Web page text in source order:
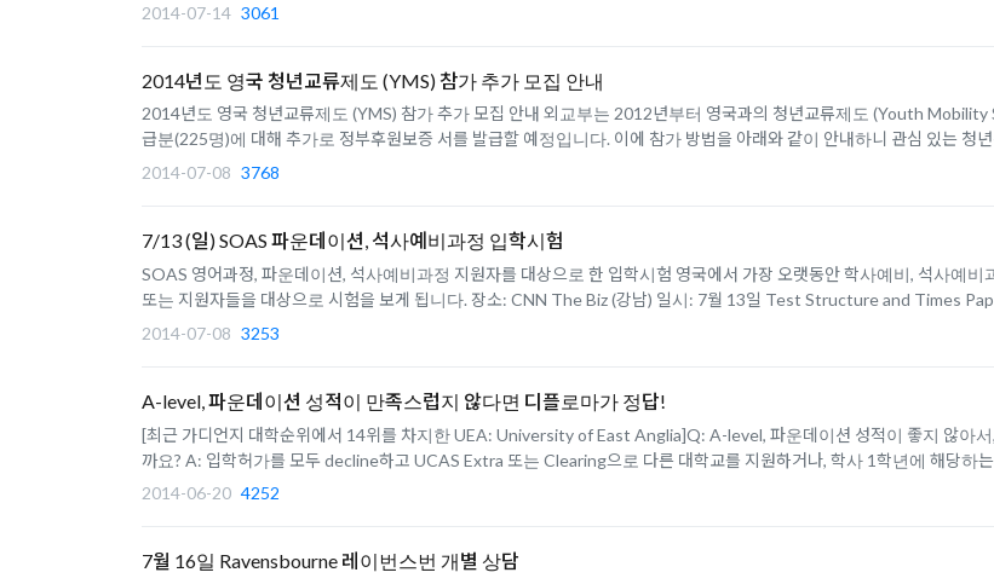
2014-07-14 3061
2014년도 영국 청년교류제도 (YMS) 참가 추가 모집 안내
2014년도 영국 청년교류제도 (YMS) 참가 추가 모집 안내 외교부는 2012년부터 영국과의 청년교류제도 (Youth Mobility
급분(225명)에 대해 추가로 정부후원보증 서를 발급할 예정입니다. 이에 참가 방법을 아래와 같이 안내하니 관심 있는 청
2014-07-08 3768
7/13 (일) SOAS 파운데이션, 석사예비과정 입학시험
SOAS 영어과정, 파운데이션, 석사예비과정 지원자를 대상으로 한 입학시험 영국에서 가장 오랫동안 학사예비, 석사예
또는 지원자들을 대상으로 시험을 보게 됩니다. 장소: CNN The Biz (강남) 일시: 7월 13일 Test Structure and Times
2014-07-08 3253
A-level, 파운데이션 성적이 만족스럽지 않다면 디플로마가 정답!
[최근 가디언지 대학순위에서 14위를 차지한 UEA: University of East Anglia]Q: A-level, 파운데이션 성적이 좋지 않아
까요? A: 입학허가를 모두 decline하고 UCAS Extra 또는 Clearing으로 다른 대학교를 지원하거나, 학사 1학년에 해당하
2014-06-20 4252
7월 16일 Ravensbourne 레이번스번 개별 상담